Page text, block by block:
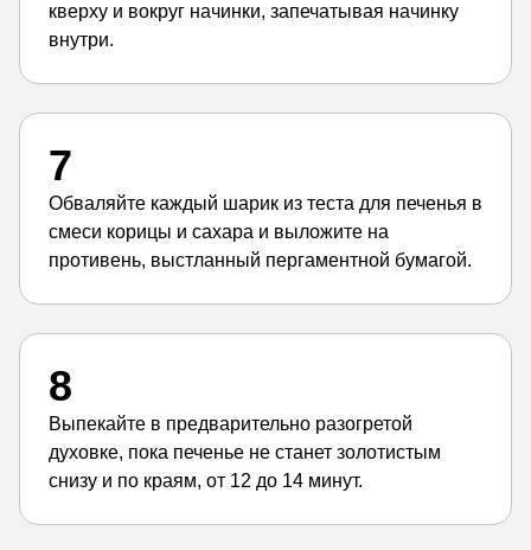
кверху и вокруг начинки, запечатывая начинку
внутри.
7
Обваляйте каждый шарик из теста для печенья в
смеси корицы и сахара и выложите на
противень, выстланный пергаментной бумагой.
8
Выпекайте в предварительно разогретой
духовке, пока печенье не станет золотистым
снизу и по краям, от 12 до 14 минут.